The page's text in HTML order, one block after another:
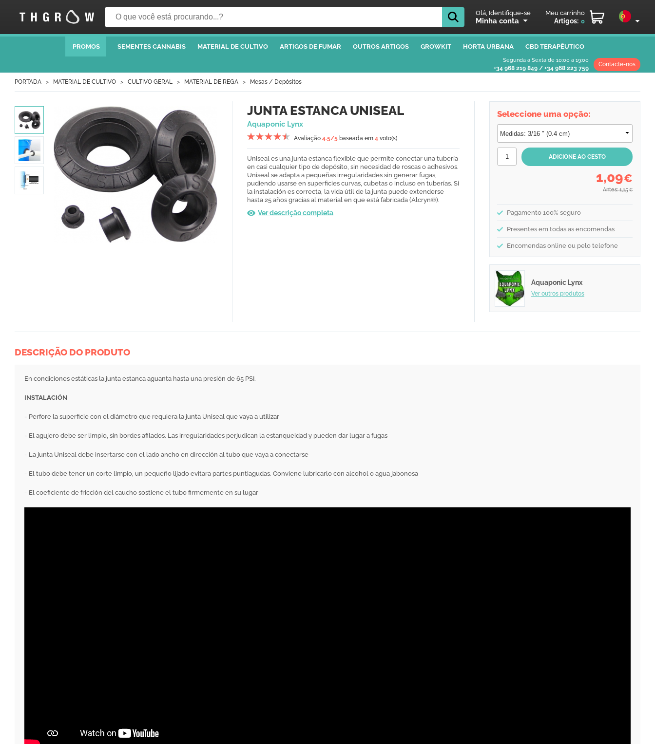
Olá, Identifique-se
Minha conta
Meu carrinho
Artigos: 0
PROMOS SEMENTES CANNABIS MATERIAL DE CULTIVO ARTIGOS DE FUMAR OUTROS ARTIGOS GROWKIT HORTA URBANA CBD TERAPÊUTICO
Segunda a Sexta de 10:00 a 19:00
+34 968 219 849 / +34 968 223 759
Contacte-nos
PORTADA MATERIAL DE CULTIVO CULTIVO GERAL MATERIAL DE REGA Mesas / Depósitos
JUNTA ESTANCA UNISEAL
Aquaponic Lynx
Avaliação 4.5/5 baseada em 4 voto(s)
Uniseal es una junta estanca flexible que permite conectar una tubería
en casi cualquier tipo de depósito, sin necesidad de roscas o adhesivos.
Uniseal se adapta a pequeñas irregularidades sin generar fugas,
pudiendo usarse en superficies curvas, cubetas o incluso en tuberías. Si
la instalación es correcta, la vida útil de la junta puede extenderse
hasta 25 años gracias al material en que está fabricada (Alcryn®).
Ver descrição completa
Seleccione uma opção:
1,09€
Antes: 1,15 €
Pagamento 100% seguro
Presentes em todas as encomendas
Encomendas online ou pelo telefone
Aquaponic Lynx
Ver outros produtos
DESCRIÇÃO DO PRODUTO
En condiciones estáticas la junta estanca aguanta hasta una presión de 65 PSI.
INSTALACIÓN
- Perfore la superficie con el diámetro que requiera la junta Uniseal que vaya a utilizar
- El agujero debe ser limpio, sin bordes afilados. Las irregularidades perjudican la estanqueidad y pueden dar lugar a fugas
- La junta Uniseal debe insertarse con el lado ancho en dirección al tubo que vaya a conectarse
- El tubo debe tener un corte limpio, un pequeño lijado evitara partes puntiagudas. Conviene lubricarlo con alcohol o agua jabonosa
- El coeficiente de fricción del caucho sostiene el tubo firmemente en su lugar